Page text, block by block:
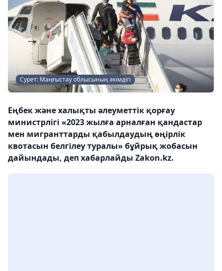
Сурет: Маңғыстау облысының әкімдігі
Еңбек және халықты әлеуметтік қорғау
министрлігі «2023 жылға арналған қандастар
мен мигранттарды қабылдаудың өңірлік
квотасын белгілеу туралы» бұйрық жобасын
дайындады, деп хабарлайды Zakon.kz.